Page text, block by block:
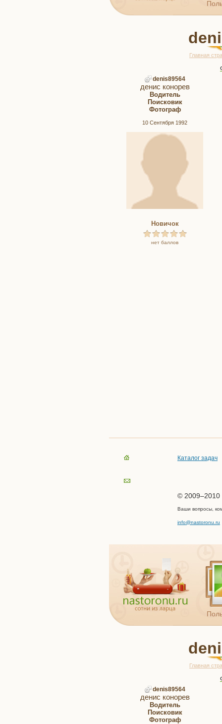
Главная
denis89564
денис конорев
Водитель
Поисковик
Фотограф
10 Сентября 1992
Новичок
нет баллов
Каталог задач
© 2009–2010
Ваши вопросы,
info@nastoronu.ru
Главная
denis89564
денис конорев
Водитель
Поисковик
Фотограф